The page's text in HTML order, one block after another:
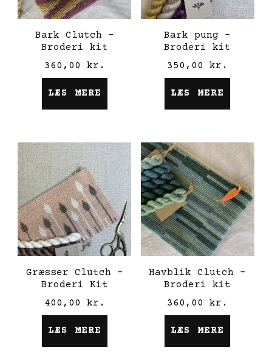
Bark Clutch –
Broderi kit
360,00 kr.
LÆS MERE
Bark pung –
Broderi kit
350,00kr.
LÆS MERE
Græsser Clutch –
Broderi Kit
400,00 kr.
LÆS MERE
Havblik Clutch –
Broderi kit
360,00kr.
LÆS MERE